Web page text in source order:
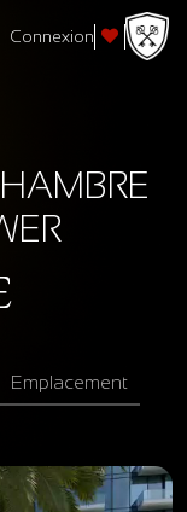
Connexion
Emplacement